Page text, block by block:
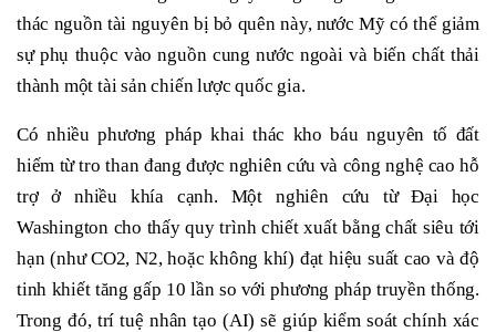
thác nguồn tài nguyên bị bỏ quên này, nước Mỹ có thể giảm
sự phụ thuộc vào nguồn cung nước ngoài và biến chất thải
thành một tài sản chiến lược quốc gia.
Có nhiều phương pháp khai thác kho báu nguyên tố đất
hiếm từ tro than đang được nghiên cứu và công nghệ cao hỗ
trợ ở nhiều khía cạnh. Một nghiên cứu từ Đại học
Washington cho thấy quy trình chiết xuất bằng chất siêu tới
hạn (như CO2, N2, hoặc không khí) đạt hiệu suất cao và độ
tinh khiết tăng gấp 10 lần so với phương pháp truyền thống.
Trong đó, trí tuệ nhân tạo (AI) sẽ giúp kiểm soát chính xác